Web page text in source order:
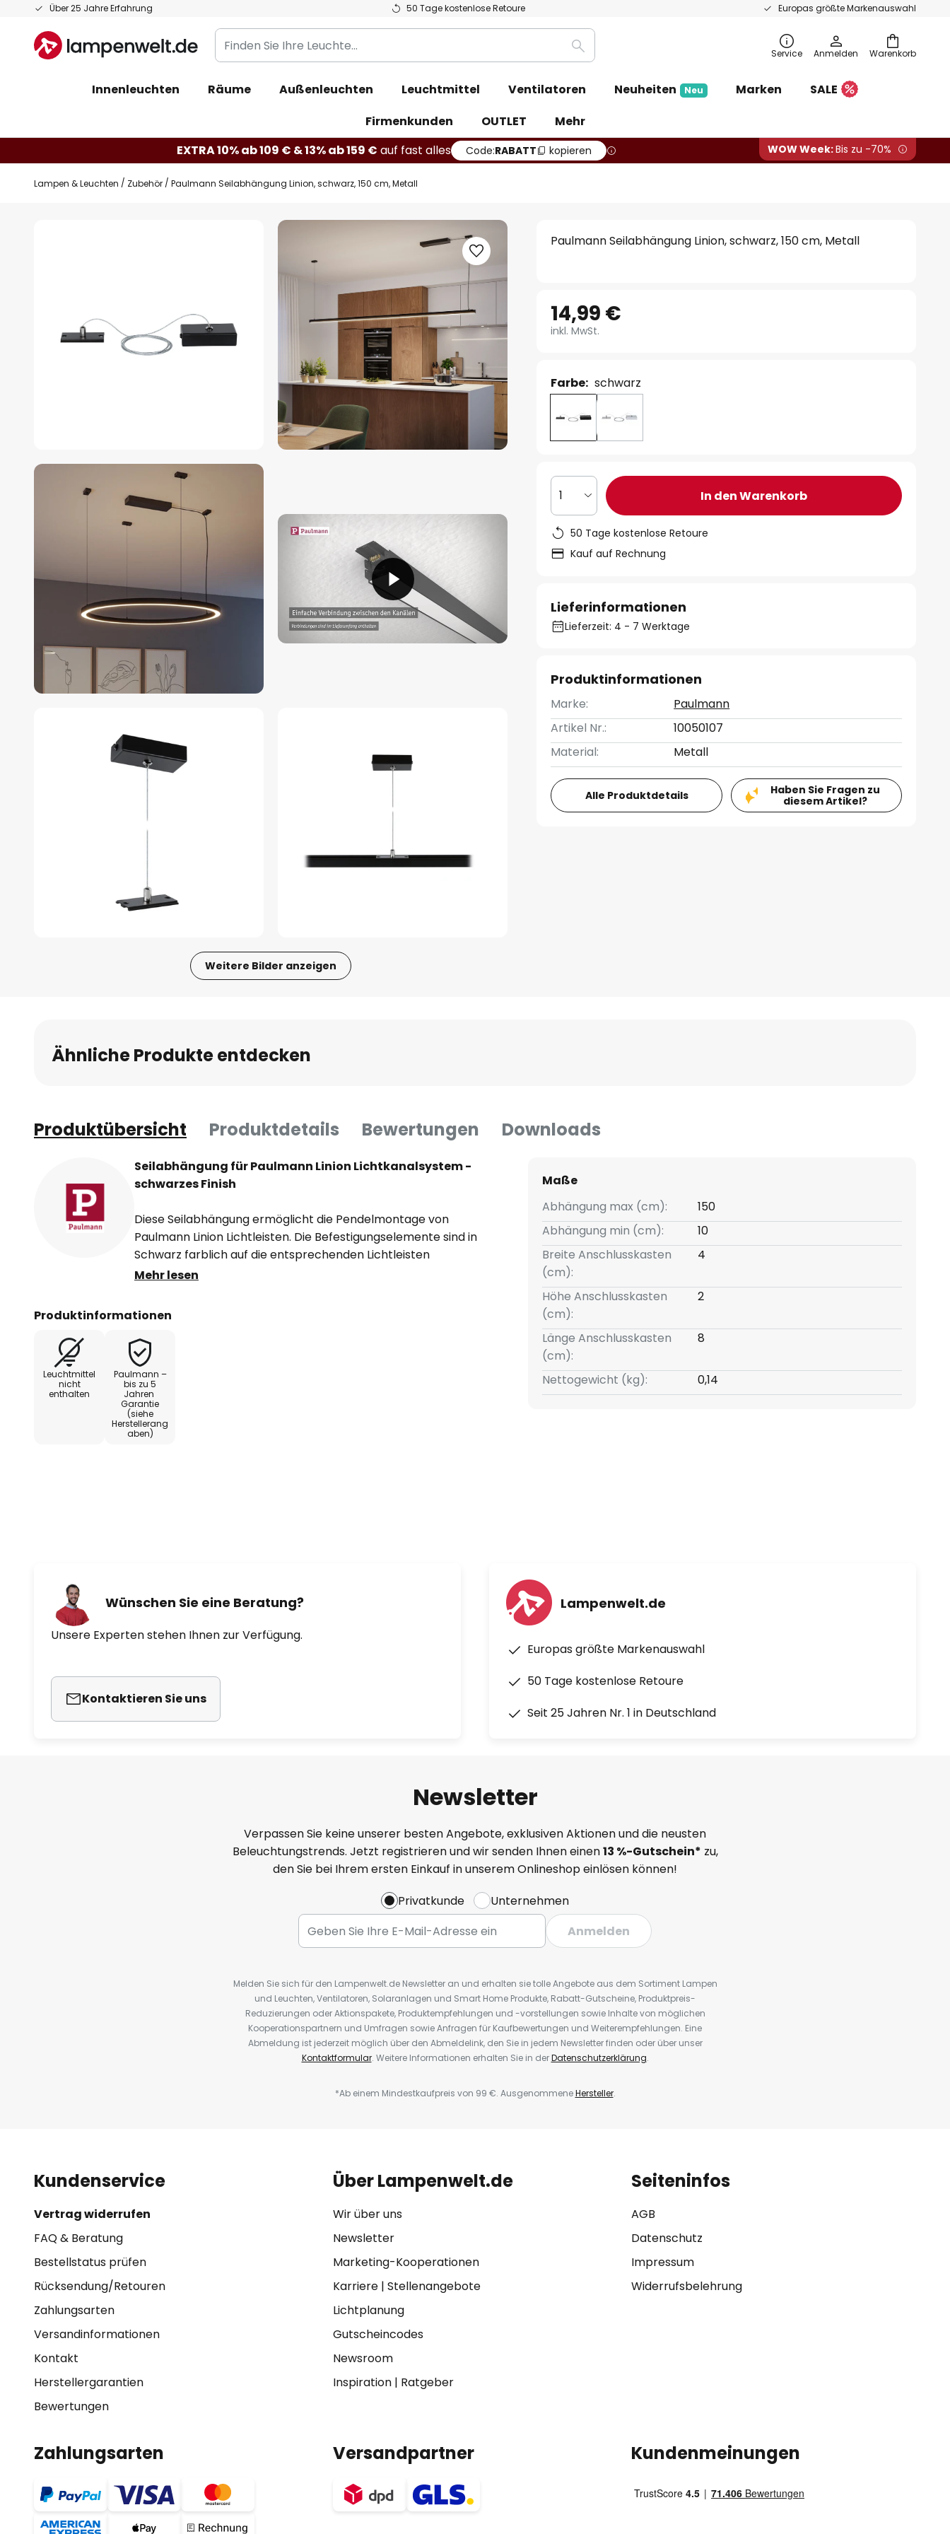
Über 25 Jahre Erfahrung 50 Tage kostenlose Retoure Europas größte Markenauswahl
Zum
springen
Warenkorb
Finden
Sie
Leuchte...
Suche Service Anmelden
Innenleuchten Räume Außenleuchten Leuchtmittel Ventilatoren Neuheiten Neu Marken
SALE
Firmenkunden
OUTLET
Mehr
EXTRA 10% ab 109 € & 13% ab 159 € auf fast alles Code:RABATT kopieren WOW Week:Bis zu -70%
Lampen & Leuchten Zubehör Paulmann Seilabhängung Linion, schwarz, 150 cm, Metall
Weitere Bilder anzeigen
Bildgalerie
springen
Paulmann Seilabhängung Linion, schwarz, 150 cm, Metall
14,99 €
inkl. MwSt.
Farbe: schwarz
1 In den Warenkorb
50 Tage kostenlose Retoure
Kauf auf Rechnung
Lieferinformationen
Lieferzeit: 4 - 7 Werktage
Produktinformationen
Marke:
Paulmann
Artikel Nr.:
10050107
Material:
Metall
Alle Produktdetails
Haben Sie Fragen zu
diesem Artikel?
Ähnliche Produkte entdecken
Produktübersicht Produktdetails Bewertungen Downloads
Seilabhängung für Paulmann Linion Lichtkanalsystem -
schwarzes Finish
Diese Seilabhängung ermöglicht die Pendelmontage von
Paulmann Linion Lichtleisten. Die Befestigungselemente sind in
Schwarz farblich auf die entsprechenden Lichtleisten
abgestimmt.
- von 1,5 m bis auf 10 cm kürzbar
- inklusive Baldachin und Kanal-Halterung
- Pendelmontage der Lichtleiste erfordert zusätzlich
Einspeisekabel und Abdeckung
Mehr lesen
Produktinformationen
Leuchtmittel
nicht
enthalten
Paulmann –
bis zu 5
Jahren
Garantie
(siehe
Herstellerang
aben)
Maße
Abhängung max (cm):
150
Abhängung min (cm):
10
Breite Anschlusskasten
(cm):
4
Höhe Anschlusskasten
(cm):
2
Länge Anschlusskasten
(cm):
8
Nettogewicht (kg): 0,14
Wünschen Sie eine Beratung?
Unsere Experten stehen Ihnen zur Verfügung.
Kontaktieren Sie uns
Lampenwelt.de
Europas größte Markenauswahl
50 Tage kostenlose Retoure
Seit 25 Jahren Nr. 1 in Deutschland
Newsletter
Verpassen Sie keine unserer besten Angebote, exklusiven Aktionen und die neusten
Beleuchtungstrends. Jetzt registrieren und wir senden Ihnen einen13 %-Gutschein* zu,
den Sie bei Ihrem ersten Einkauf in unserem Onlineshop einlösen können!
Privatkunde
Unternehmen
Anmelden
Melden Sie sich für den Lampenwelt.de Newsletter an und erhalten sie tolle Angebote aus dem Sortiment Lampen
und Leuchten, Ventilatoren, Solaranlagen und Smart Home Produkte, Rabatt-Gutscheine, Produktpreis-
Reduzierungen oder Aktionspakete, Produktempfehlungen und -vorstellungen sowie Inhalte von möglichen
Kooperationspartnern und Umfragen sowie Anfragen für Kaufbewertungen und Weiterempfehlungen. Eine
Abmeldung ist jederzeit möglich über den Abmeldelink, den Sie in jedem Newsletter finden oder über unser
Kontaktformular. Weitere Informationen erhalten Sie in derDatenschutzerklärung.
*Ab einem Mindestkaufpreis von 99 €. AusgenommeneHersteller.
Kundenservice
Vertrag widerrufen
FAQ & Beratung
Bestellstatus prüfen
Rücksendung/Retouren
Zahlungsarten
Versandinformationen
Kontakt
Herstellergarantien
Bewertungen
Über Lampenwelt.de
Wir über uns
Newsletter
Marketing-Kooperationen
Karriere| Stellenangebote
Lichtplanung
Gutscheincodes
Newsroom
Inspiration| Ratgeber
Seiteninfos
AGB
Datenschutz
Impressum
Widerrufsbelehrung
Zahlungsarten Versandpartner Kundenmeinungen